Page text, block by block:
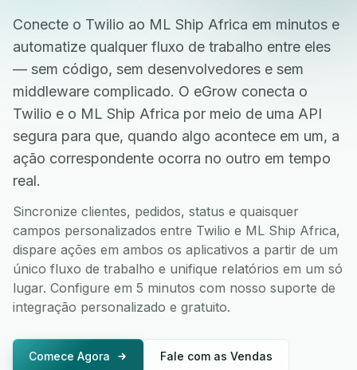
Conecte o Twilio ao ML Ship Africa em minutos e
automatize qualquer fluxo de trabalho entre eles
— sem código, sem desenvolvedores e sem
middleware complicado. O eGrow conecta o
Twilio e o ML Ship Africa por meio de uma API
segura para que, quando algo acontece em um, a
ação correspondente ocorra no outro em tempo
real.
Sincronize clientes, pedidos, status e quaisquer
campos personalizados entre Twilio e ML Ship Africa,
dispare ações em ambos os aplicativos a partir de um
único fluxo de trabalho e unifique relatórios em um só
lugar. Configure em 5 minutos com nosso suporte de
integração personalizado e gratuito.
Comece Agora Fale com as Vendas